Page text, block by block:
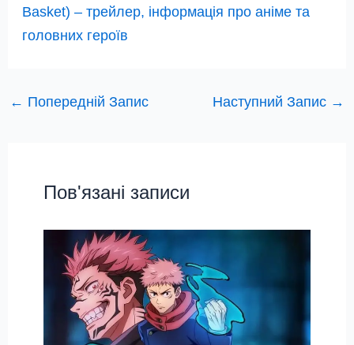
Basket) – трейлер, інформація про аніме та
головних героїв
← Попередній Запис Наступний Запис →
Пов'язані записи